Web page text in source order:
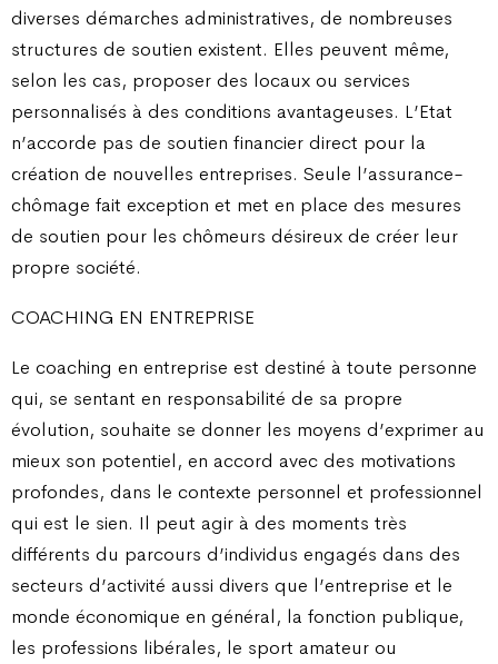
diverses démarches administratives, de nombreuses
structures de soutien existent. Elles peuvent même,
selon les cas, proposer des locaux ou services
personnalisés à des conditions avantageuses. L’Etat
n’accorde pas de soutien financier direct pour la
création de nouvelles entreprises. Seule l’assurance-
chômage fait exception et met en place des mesures
de soutien pour les chômeurs désireux de créer leur
propre société.
COACHING EN ENTREPRISE
Le coaching en entreprise est destiné à toute personne
qui, se sentant en responsabilité de sa propre
évolution, souhaite se donner les moyens d’exprimer au
mieux son potentiel, en accord avec des motivations
profondes, dans le contexte personnel et professionnel
qui est le sien. Il peut agir à des moments très
différents du parcours d’individus engagés dans des
secteurs d’activité aussi divers que l’entreprise et le
monde économique en général, la fonction publique,
les professions libérales, le sport amateur ou